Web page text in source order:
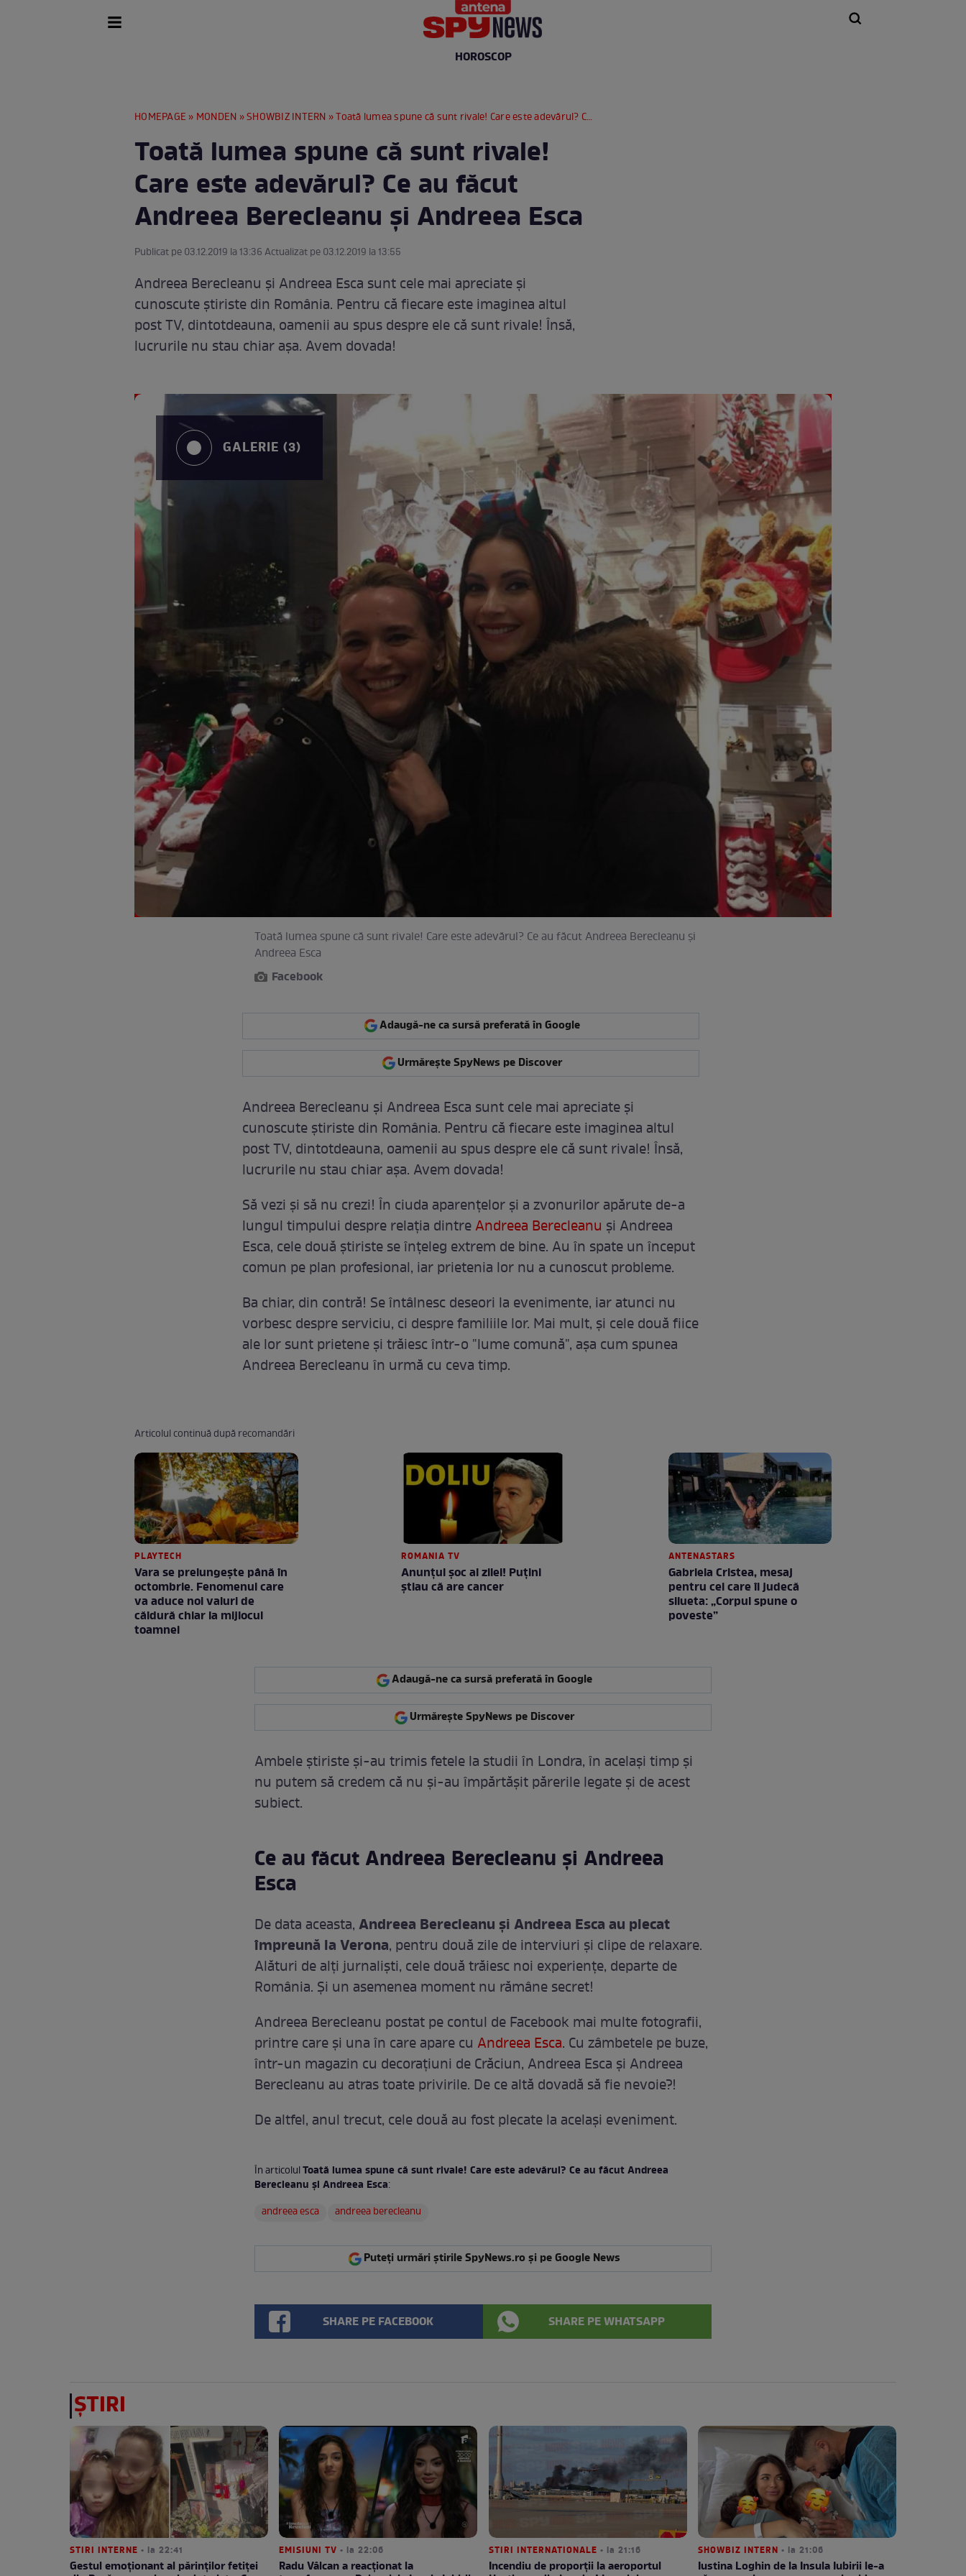
HOROSCOP
HOMEPAGE » MONDEN »SHOWBIZ INTERN » Toată lumea spune că sunt rivale! Care este adevărul? Ce au făcut Andreea Berecleanu şi Andreea Esca
Toată lumea spune că sunt rivale!
Care este adevărul? Ce au făcut
Andreea Berecleanu şi Andreea Esca
Publicat pe 03.12.2019 la 13:36 Actualizat pe 03.12.2019 la 13:55
Andreea Berecleanu şi Andreea Esca sunt cele mai apreciate şi
cunoscute ştiriste din România. Pentru că fiecare este imaginea altul
post TV, dintotdeauna, oamenii au spus despre ele că sunt rivale! Însă,
lucrurile nu stau chiar aşa. Avem dovada!
GALERIE (3)
Toată lumea spune că sunt rivale! Care este adevărul? Ce au făcut Andreea Berecleanu şi
Andreea Esca
Facebook
Adaugă-ne ca sursă preferată în Google
Urmărește SpyNews pe Discover
Andreea Berecleanu şi Andreea Esca sunt cele mai apreciate şi
cunoscute ştiriste din România. Pentru că fiecare este imaginea altul
post TV, dintotdeauna, oamenii au spus despre ele că sunt rivale! Însă,
lucrurile nu stau chiar aşa. Avem dovada!
Să vezi şi să nu crezi! În ciuda aparenţelor şi a zvonurilor apărute de-a
lungul timpului despre relaţia dintreAndreea Berecleanu şi Andreea
Esca, cele două ştiriste se înţeleg extrem de bine. Au în spate un început
comun pe plan profesional, iar prietenia lor nu a cunoscut probleme.
Ba chiar, din contră! Se întâlnesc deseori la evenimente, iar atunci nu
vorbesc despre serviciu, ci despre familiile lor. Mai mult, şi cele două fiice
ale lor sunt prietene şi trăiesc într-o "lume comună", aşa cum spunea
Andreea Berecleanu în urmă cu ceva timp.
Articolul continuă după recomandări
PLAYTECH
Vara se prelungeşte până în
octombrie. Fenomenul care
va aduce noi valuri de
căldură chiar la mijlocul
toamnei
ROMANIA TV
Anunţul şoc al zilei! Puţini
ştiau că are cancer
ANTENASTARS
Gabriela Cristea, mesaj
pentru cei care îi judecă
silueta: „Corpul spune o
poveste”
Adaugă-ne ca sursă preferată în Google
Urmărește SpyNews pe Discover
Ambele ştiriste şi-au trimis fetele la studii în Londra, în acelaşi timp şi
nu putem să credem că nu şi-au împărtăşit părerile legate şi de acest
subiect.
Ce au făcut Andreea Berecleanu şi Andreea
Esca
De data aceasta,Andreea Berecleanu şi Andreea Esca au plecat
împreună la Verona, pentru două zile de interviuri şi clipe de relaxare.
Alături de alţi jurnalişti, cele două trăiesc noi experienţe, departe de
România. Şi un asemenea moment nu rămâne secret!
Andreea Berecleanu postat pe contul de Facebook mai multe fotografii,
printre care şi una în care apare cu Andreea Esca. Cu zâmbetele pe buze,
într-un magazin cu decoraţiuni de Crăciun, Andreea Esca şi Andreea
Berecleanu au atras toate privirile. De ce altă dovadă să fie nevoie?!
De altfel, anul trecut, cele două au fost plecate la acelaşi eveniment.
În articolulToată lumea spune că sunt rivale! Care este adevărul? Ce au făcut Andreea
Berecleanu şi Andreea Esca:
andreea esca
andreea berecleanu
Puteți urmări știrile SpyNews.ro și pe Google News
SHARE PE FACEBOOK SHARE PE WHATSAPP
ȘTIRI
STIRI INTERNE • la 22:41
Gestul emoționant al părinților fetiței
EMISIUNI TV • la 22:06
Radu Vâlcan a reacționat la
STIRI INTERNATIONALE • la 21:16
Incendiu de proporții la aeroportul
SHOWBIZ INTERN • la 21:06
Iustina Loghin de la Insula Iubirii le-a